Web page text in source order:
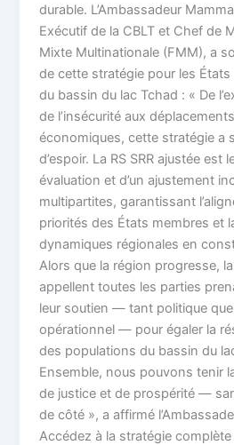
durable. L’Ambassadeur
Exécutif de la CBLT et Chef de
Mixte Multinationale (FMM), a
de cette stratégie pour les
du bassin du lac Tchad : « De
de l’insécurité aux
économiques, cette stratégie a
d’espoir. La RS SRR ajustée est
évaluation et d’un ajustement
multipartites, garantissant
priorités des États membres et
dynamiques régionales en
Alors que la région progresse,
appellent toutes les parties
leur soutien — tant politique
opérationnel — pour égaler la
des populations du bassin du
Ensemble, nous pouvons tenir
de justice et de prospérité —
de côté », a affirmé
Accédez à la stratégie